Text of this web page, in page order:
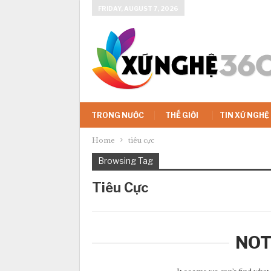
FRIDAY, AUGUST 7, 2026
TRONG NƯỚC THẾ GIỚI TIN XỨ NGHỆ
Home tiêu cực
Browsing Tag
Tiêu Cực